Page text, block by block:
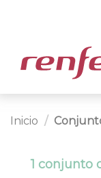
Inicio
1 conjunto